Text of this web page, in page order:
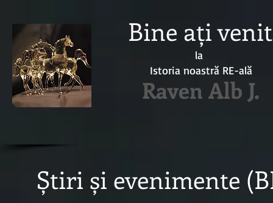
Bine ați
la
Istoria noastră RE-ală
Raven Alb J.
Știri și evenimente